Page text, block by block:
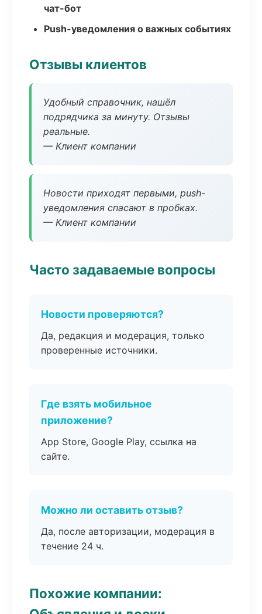
чат-бот
Push-уведомления о важных событиях
Отзывы клиентов
Удобный справочник, нашёл
подрядчика за минуту. Отзывы
реальные.
— Клиент компании
Новости приходят первыми, push-
уведомления спасают в пробках.
— Клиент компании
Часто задаваемые вопросы
Новости проверяются?
Да, редакция и модерация, только
проверенные источники.
Где взять мобильное
приложение?
App Store, Google Play, ссылка на
сайте.
Можно ли оставить отзыв?
Да, после авторизации, модерация в
течение 24 ч.
Похожие компании: